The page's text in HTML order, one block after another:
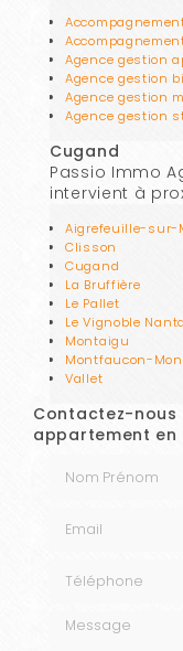
Agence gestion
Agence gestion
Agence gestion
Agence gestion
Cugand
Passio Immo
intervient à
Aigrefeuille-sur-
Clisson
Cugand
La Bruffière
Le Pallet
Le Vignoble
Montaigu
Montfaucon-
Vallet
Contactez-nous
appartement
Message